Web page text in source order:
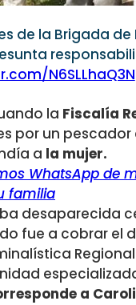
de la Brigada
N6SLLhaQ3N
la Fiscalía
por un
a la mujer.
WhatsApp de
familia
desaparecida
fue a cobrar el
a